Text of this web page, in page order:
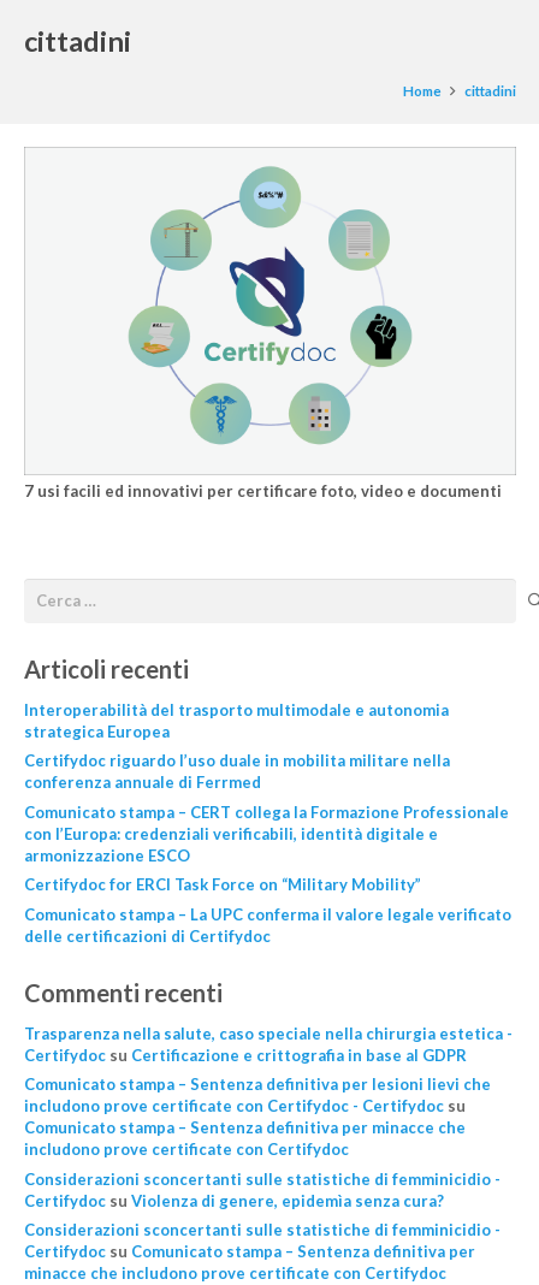
cittadini
Home cittadini
7 usi facili ed innovativi per certificare foto, video e documenti
Articoli recenti
Interoperabilità del trasporto multimodale e autonomia
strategica Europea
Certifydoc riguardo l’uso duale in mobilita militare nella
conferenza annuale di Ferrmed
Comunicato stampa – CERT collega la Formazione Professionale
con l’Europa: credenziali verificabili, identità digitale e
armonizzazione ESCO
Certifydoc for ERCI Task Force on “Military Mobility”
Comunicato stampa – La UPC conferma il valore legale verificato
delle certificazioni di Certifydoc
Commenti recenti
Trasparenza nella salute, caso speciale nella chirurgia estetica -
Certifydocsu Certificazione e crittografia in base al GDPR
Comunicato stampa – Sentenza definitiva per lesioni lievi che
includono prove certificate con Certifydoc - Certifydocsu
Comunicato stampa – Sentenza definitiva per minacce che
includono prove certificate con Certifydoc
Considerazioni sconcertanti sulle statistiche di femminicidio -
Certifydocsu Violenza di genere, epidemìa senza cura?
Considerazioni sconcertanti sulle statistiche di femminicidio -
Certifydocsu Comunicato stampa – Sentenza definitiva per
minacce che includono prove certificate con Certifydoc